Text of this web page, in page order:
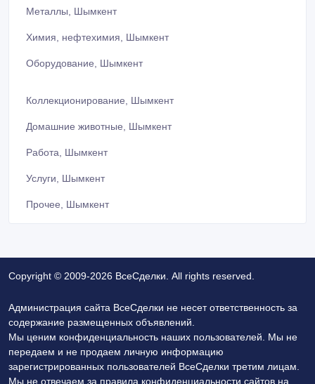
Металлы, Шымкент
Химия, нефтехимия, Шымкент
Оборудование, Шымкент
Коллекционирование, Шымкент
Домашние животные, Шымкент
Работа, Шымкент
Услуги, Шымкент
Прочее, Шымкент
Copyright © 2009-2026 ВсеСделки. All rights reserved.
Администрация сайта ВсеСделки не несет ответственность за
содержание размещенных объявлений.
Мы ценим конфиденциальность наших пользователей. Мы не
передаем и не продаем личную информацию
зарегистрированных пользователей ВсеСделки третим лицам.
Мы не отвечаем за правила конфиденциальности сайтов на